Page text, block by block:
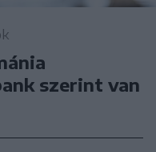
szerint van